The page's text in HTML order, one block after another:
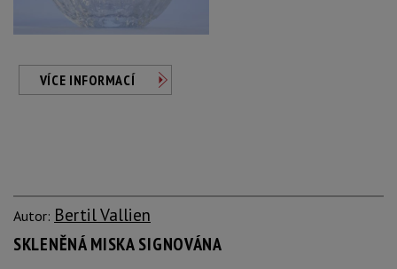
VÍCE INFORMACÍ
Autor: Bertil Vallien
SKLENĚNÁ MISKA SIGNOVÁNA